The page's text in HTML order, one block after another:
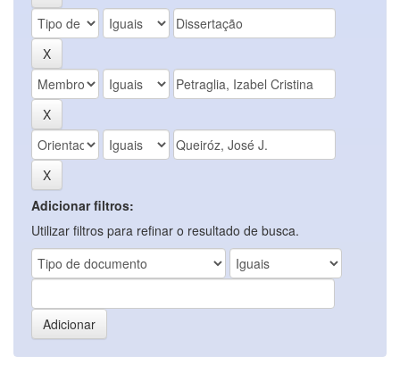
Adicionar filtros:
Utilizar filtros para refinar o resultado de busca.